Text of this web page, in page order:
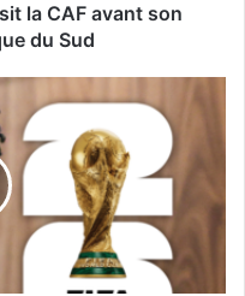
la CAF avant son
du Sud